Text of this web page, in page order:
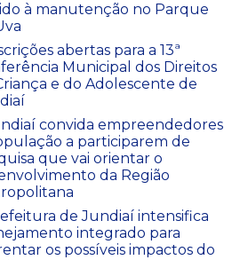
à manutenção no Parque
abertas para a 13ª
Municipal dos Direitos
e do Adolescente de
convida empreendedores
a participarem de
que vai orientar o
da Região
de Jundiaí intensifica
integrado para
os possíveis impactos do